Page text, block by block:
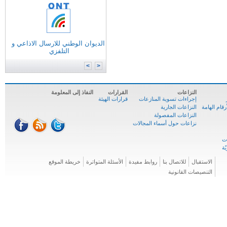
تكنولوجيات الاتصال
الديوان الوطني للارسال الاذاعي و
التلفزي
الهامة
النزاعات
إجراءات تسوية المنازعات
النزاعات الجارية
النزاعات المفصولة
نزاعات حول أسماء المجالات
القرارات
قرارات الهيئة
النفاذ إلى المعلومة
الاستقبال للاتصال بنا روابط مفيدة الأسئلة المتواترة
خريطة الموقع
التنصيصات القانونية